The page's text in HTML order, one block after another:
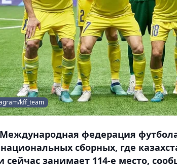
kff_team
федерация
сборных, где
сейчас занимает 114-е место,